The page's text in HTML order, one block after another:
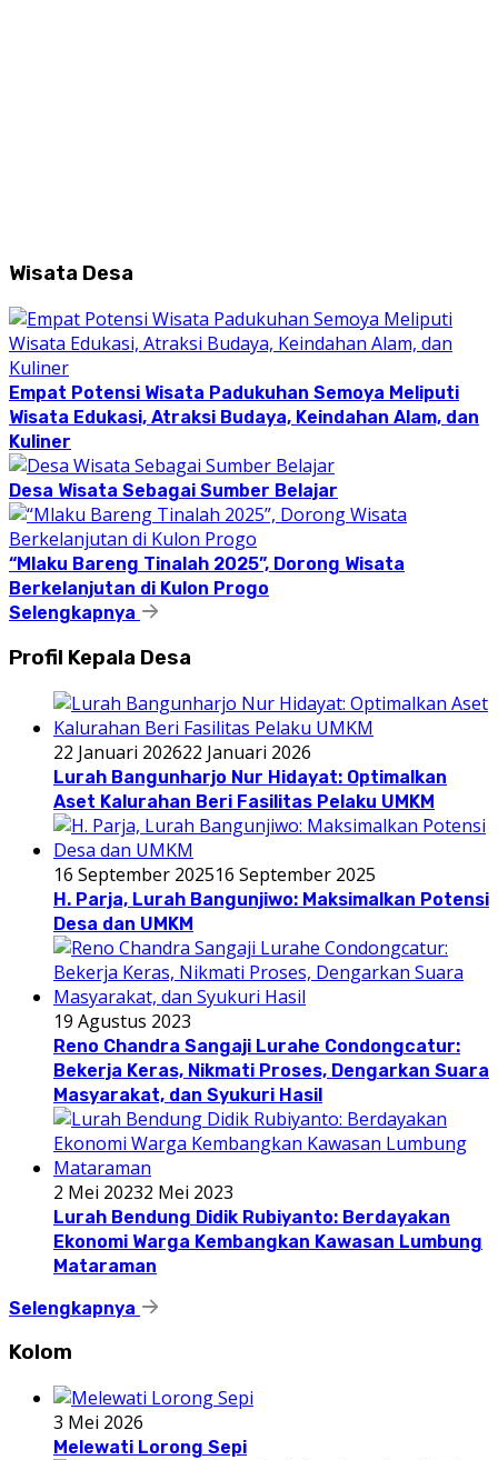
Wisata Desa
Empat Potensi Wisata Padukuhan Semoya Meliputi
Wisata Edukasi, Atraksi Budaya, Keindahan Alam, dan
Kuliner
Desa Wisata Sebagai Sumber Belajar
“Mlaku Bareng Tinalah 2025”, Dorong Wisata
Berkelanjutan di Kulon Progo
Selengkapnya
Profil Kepala Desa
22 Januari 202622 Januari 2026
Lurah Bangunharjo Nur Hidayat: Optimalkan
Aset Kalurahan Beri Fasilitas Pelaku UMKM
16 September 202516 September 2025
H. Parja, Lurah Bangunjiwo: Maksimalkan Potensi
Desa dan UMKM
19 Agustus 2023
Reno Chandra Sangaji Lurahe Condongcatur:
Bekerja Keras, Nikmati Proses, Dengarkan Suara
Masyarakat, dan Syukuri Hasil
2 Mei 20232 Mei 2023
Lurah Bendung Didik Rubiyanto: Berdayakan
Ekonomi Warga Kembangkan Kawasan Lumbung
Mataraman
Selengkapnya
Kolom
3 Mei 2026
Melewati Lorong Sepi